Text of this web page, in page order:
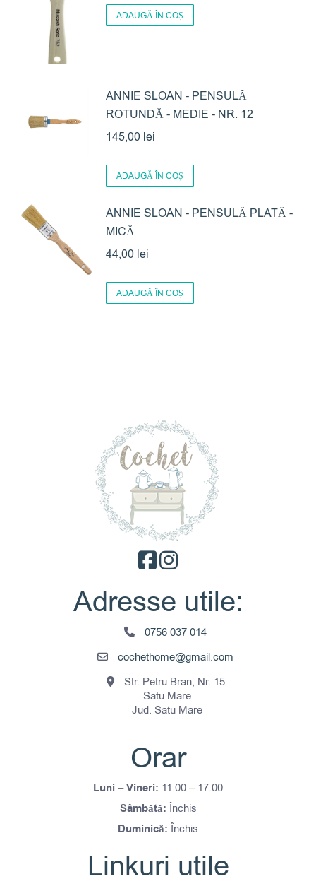
ADAUGĂ ÎN COȘ
ANNIE SLOAN - PENSULĂ
ROTUNDĂ - MEDIE - NR. 12
145,00 lei
ADAUGĂ ÎN COȘ
ANNIE SLOAN - PENSULĂ PLATĂ -
MICĂ
44,00 lei
ADAUGĂ ÎN COȘ
Adresse utile:
0756 037 014
cochethome@gmail.com
Str. Petru Bran, Nr. 15
Satu Mare
Jud. Satu Mare
Orar
Luni – Vineri: 11.00 – 17.00
Sâmbătă: Închis
Duminică: Închis
Linkuri utile